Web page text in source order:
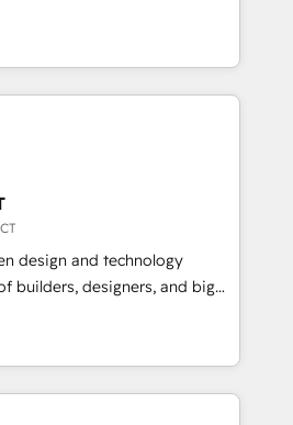
the Year 🏆 Gold AVA Digital
🌟 Accreditations: CRM
America and Southern
7 countries. Born in Chile,
with international reach to
through technology, creativity,
building end-to-
CRM, AI automation,
content, and digital
team works in Spanish,
to design scalable strategies
• 10+
• Top 3 Partner of the
2024, 2025. • Partner of the
design and technology
builders, designers, and big
design, and
fueled by curiosity—to turn
challenges into meaningful
is more than just